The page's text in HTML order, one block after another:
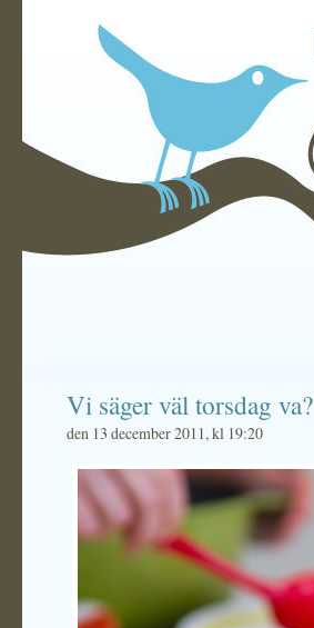
Vi säger väl torsdag va?
den 13 december 2011, kl 19:20